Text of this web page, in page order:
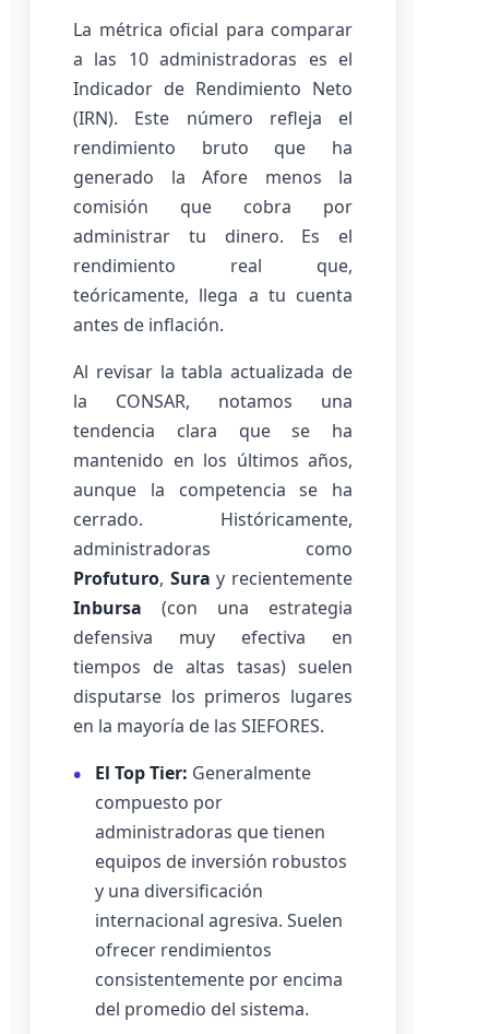
La métrica oficial para comparar
a las 10 administradoras es el
Indicador de Rendimiento Neto
(IRN). Este número refleja el
rendimiento bruto que ha
generado la Afore menos la
comisión que cobra por
administrar tu dinero. Es el
rendimiento real que,
teóricamente, llega a tu cuenta
antes de inflación.
Al revisar la tabla actualizada de
la CONSAR, notamos una
tendencia clara que se ha
mantenido en los últimos años,
aunque la competencia se ha
cerrado. Históricamente,
administradoras como
Profuturo, Sura y recientemente
Inbursa (con una estrategia
defensiva muy efectiva en
tiempos de altas tasas) suelen
disputarse los primeros lugares
en la mayoría de las SIEFORES.
El Top Tier: Generalmente
compuesto por
administradoras que tienen
equipos de inversión robustos
y una diversificación
internacional agresiva. Suelen
ofrecer rendimientos
consistentemente por encima
del promedio del sistema.